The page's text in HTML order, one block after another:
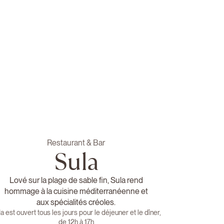
Restaurant & Bar
Sula
Lové sur la plage de sable fin, Sula rend
hommage à la cuisine méditerranéenne et
aux spécialités créoles.
est ouvert tous les jours pour le déjeuner et le dîner,
de 12h à 17h